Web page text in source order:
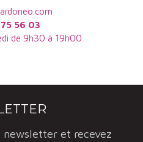
56 03
de 9h30 à 19h00
newsletter et recevez